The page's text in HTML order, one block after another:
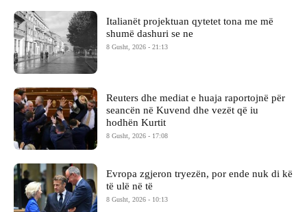
Italianët projektuan qytetet tona me më
shumë dashuri se ne
8 Gusht, 2026 - 21:13
Reuters dhe mediat e huaja raportojnë për
seancën në Kuvend dhe vezët që iu
hodhën Kurtit
8 Gusht, 2026 - 17:08
Evropa zgjeron tryezën, por ende nuk di kë
të ulë në të
8 Gusht, 2026 - 10:13